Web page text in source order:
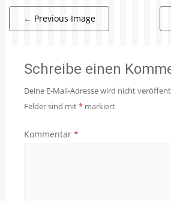
← Previous Image
Schreibe einen
Deine E-Mail-Adresse wird nicht
Felder sind mit* markiert
Kommentar *